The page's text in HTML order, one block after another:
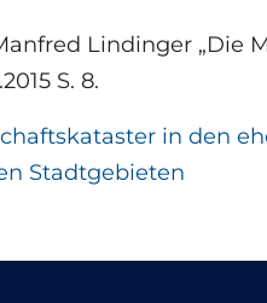
Lindinger „Die
S. 8.
in den
Stadtgebieten